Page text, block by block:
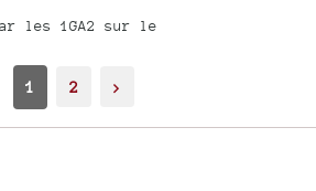
les 1GA2 sur le
1 2 >